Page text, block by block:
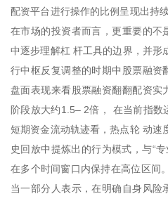
配资平台进行操作的比例呈现出持
在市场的投资者而言，更重要的不
中逐步理解杠 杆工具的边界，并形
行中枢反复调整的时期中股票融资
盘面表现来看股票融资翻翻配资实
阶段放大约1.5– 2倍， 在当前指数
短期资金流动轨迹看，热点轮 动速
史回放中提炼出的行为模式，与“
在多个时间窗口内保持在高位区间
当一部分人表示，在明确自身风险